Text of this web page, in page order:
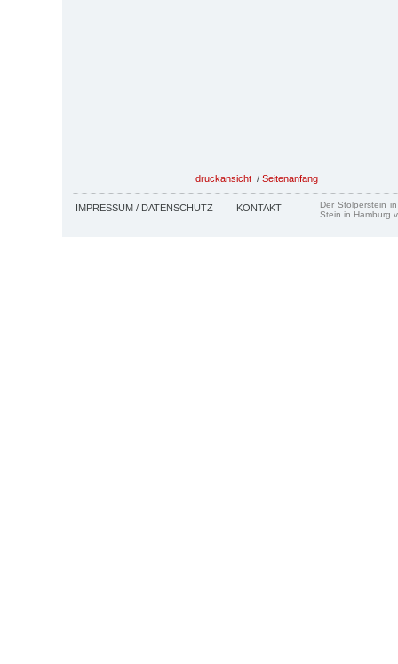
druckansicht / Seitenanfang
IMPRESSUM / DATENSCHUTZ KONTAKT
Der Stolperstein
Stein in Hamburg